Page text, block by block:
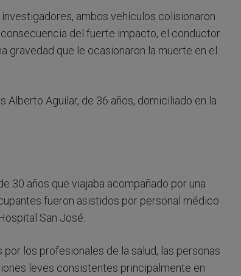
ambos vehículos colisionaron
del fuerte impacto, el conductor
que le ocasionaron la muerte en el
Aguilar, de 36 años, domiciliado en la
30 años que viajaba acompañado por una
fueron asistidos por personal médico
San José.
los profesionales de la salud, las personas
leves consistentes principalmente en